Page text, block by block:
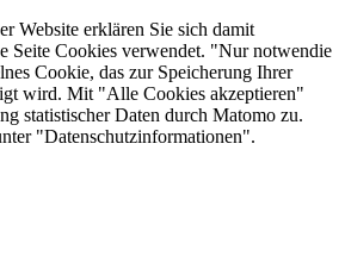
Website erklären Sie sich damit
Seite Cookies verwendet. "Nur notwendie
Cookie, das zur Speicherung Ihrer
wird. Mit "Alle Cookies akzeptieren"
statistischer Daten durch Matomo zu.
"Datenschutzinformationen".